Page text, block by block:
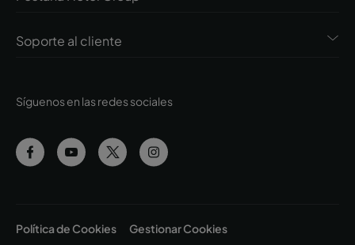
Síguenos en las redes sociales
Soporte al cliente
Política de Cookies
Gestionar Cookies